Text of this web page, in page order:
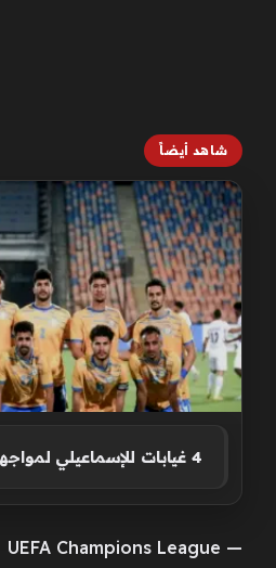
شاهد أيضاً
4 غيابات للإسماعيلي لمواجهة زد في الدوري
— UEFA Champions League